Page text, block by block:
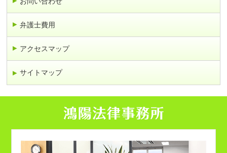
弁護士費用
アクセスマップ
サイトマップ